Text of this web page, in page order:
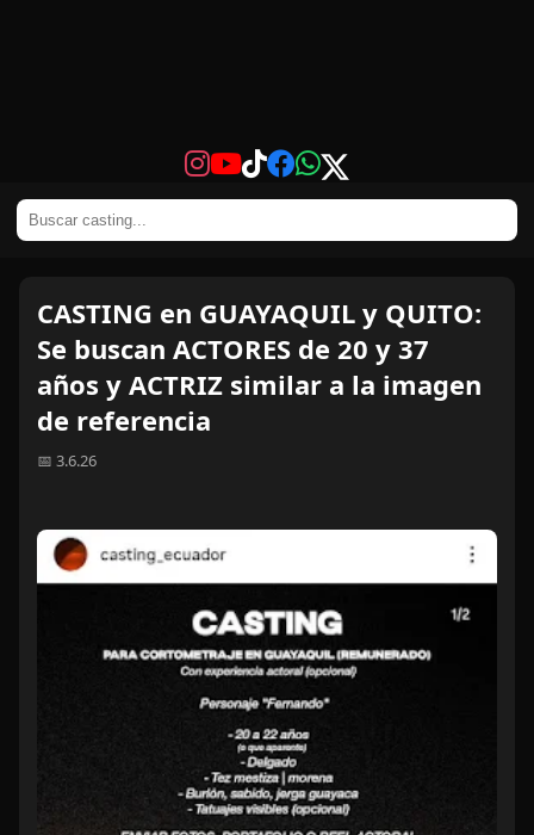
CASTING en GUAYAQUIL y QUITO:
Se buscan ACTORES de 20 y 37
años y ACTRIZ similar a la imagen
de referencia
📅 3.6.26